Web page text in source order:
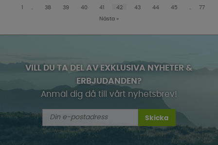
1 38 39 40 41 42 43 44 45 77
Nästa »
VILL DU TA DEL AV EXKLUSIVA NYHETER &
ERBJUDANDEN?
Anmäl dig då till vårt nyhetsbrev!
Skicka